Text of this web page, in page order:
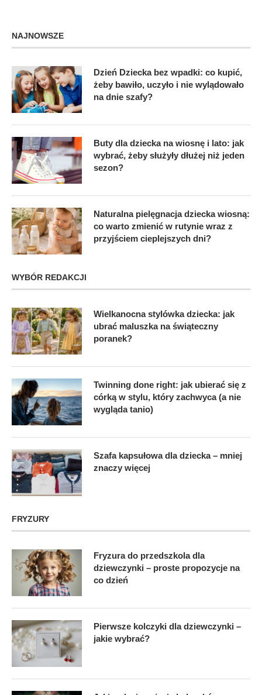
NAJNOWSZE
Dzień Dziecka bez wpadki: co kupić,
żeby bawiło, uczyło i nie wylądowało
na dnie szafy?
Buty dla dziecka na wiosnę i lato: jak
wybrać, żeby służyły dłużej niż jeden
sezon?
Naturalna pielęgnacja dziecka wiosną:
co warto zmienić w rutynie wraz z
przyjściem cieplejszych dni?
WYBÓR REDAKCJI
Wielkanocna stylówka dziecka: jak
ubrać maluszka na świąteczny
poranek?
Twinning done right: jak ubierać się z
córką w stylu, który zachwyca (a nie
wygląda tanio)
Szafa kapsułowa dla dziecka – mniej
znaczy więcej
FRYZURY
Fryzura do przedszkola dla
dziewczynki – proste propozycje na
co dzień
Pierwsze kolczyki dla dziewczynki –
jakie wybrać?